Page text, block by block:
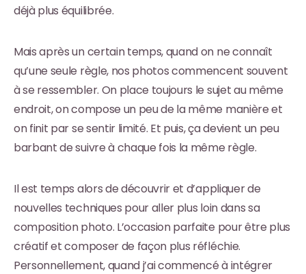
déjà plus équilibrée.
Mais après un certain temps, quand on ne connaît
qu’une seule règle, nos photos commencent souvent
à se ressembler. On place toujours le sujet au même
endroit, on compose un peu de la même manière et
on finit par se sentir limité. Et puis, ça devient un peu
barbant de suivre à chaque fois la même règle.
Il est temps alors de découvrir et d’appliquer de
nouvelles techniques pour aller plus loin dans sa
composition photo. L’occasion parfaite pour être plus
créatif et composer de façon plus réfléchie.
Personnellement, quand j’ai commencé à intégrer